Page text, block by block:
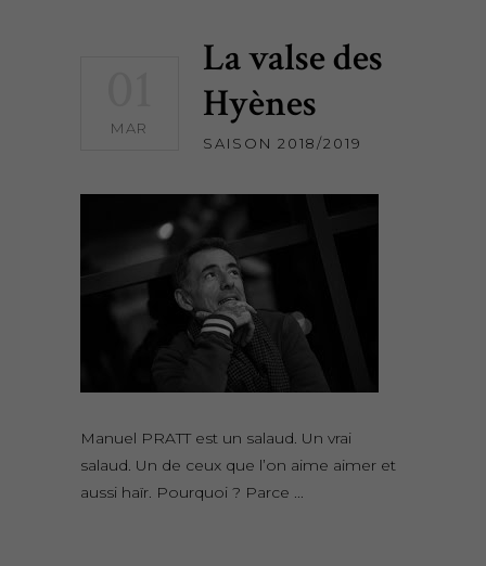
MAR
La valse des
Hyènes
SAISON 2018/2019
Manuel PRATT est un salaud. Un vrai
salaud. Un de ceux que l’on aime aimer et
aussi haïr. Pourquoi ? Parce